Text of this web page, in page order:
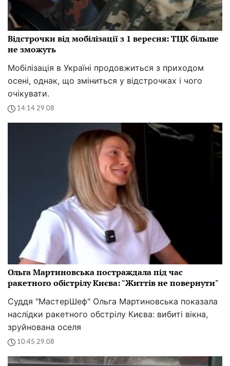
Відстрочки від мобілізації з 1 вересня: ТЦК більше
не зможуть
Мобілізація в Україні продовжиться з приходом
осені, однак, що зміниться у відстрочках і чого
очікувати.
14:14 29.08
Ольга Мартиновська постраждала під час
ракетного обістрілу Києва: "Життів не повернути"
Суддя "МастерШеф" Ольга Мартиновська показала
наслідки ракетного обстрілу Києва: вибиті вікна,
зруйнована оселя
10:45 29.08